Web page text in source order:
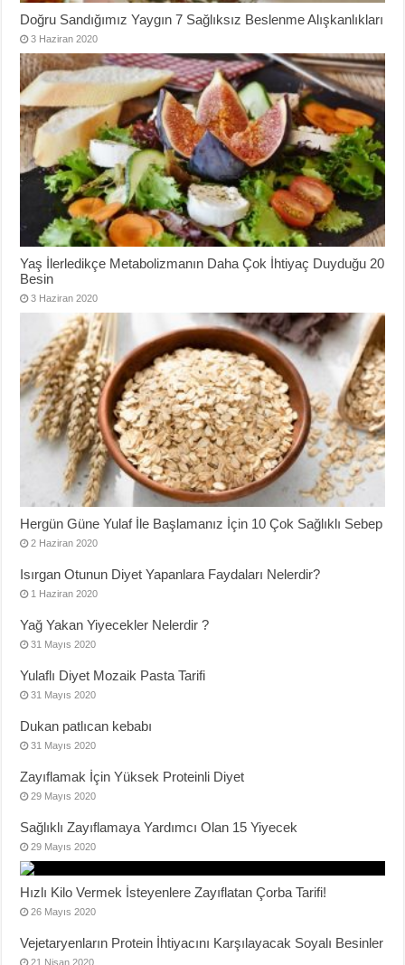
Doğru Sandığımız Yaygın 7 Sağlıksız Beslenme Alışkanlıkları
3 Haziran 2020
Yaş İlerledikçe Metabolizmanın Daha Çok İhtiyaç Duyduğu 20
Besin
3 Haziran 2020
Hergün Güne Yulaf İle Başlamanız İçin 10 Çok Sağlıklı Sebep
2 Haziran 2020
Isırgan Otunun Diyet Yapanlara Faydaları Nelerdir?
1 Haziran 2020
Yağ Yakan Yiyecekler Nelerdir ?
31 Mayıs 2020
Yulaflı Diyet Mozaik Pasta Tarifi
31 Mayıs 2020
Dukan patlıcan kebabı
31 Mayıs 2020
Zayıflamak İçin Yüksek Proteinli Diyet
29 Mayıs 2020
Sağlıklı Zayıflamaya Yardımcı Olan 15 Yiyecek
29 Mayıs 2020
Hızlı Kilo Vermek İsteyenlere Zayıflatan Çorba Tarifi!
26 Mayıs 2020
Vejetaryenların Protein İhtiyacını Karşılayacak Soyalı Besinler
21 Nisan 2020